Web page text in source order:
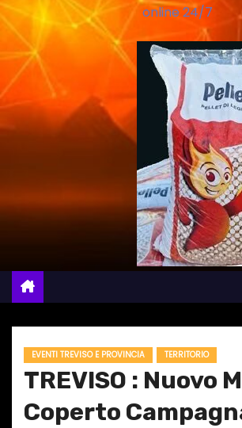
online 24/7
EVENTI TREVISO E PROVINCIA TERRITORIO
TREVISO : Nuovo
Coperto